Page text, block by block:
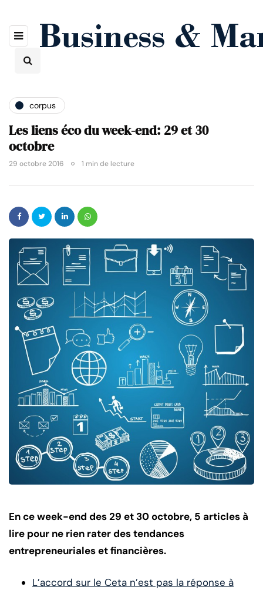
corpus
Les liens éco du week-end: 29 et 30
octobre
29 octobre 2016 1 min de lecture
En ce week-end des 29 et 30 octobre, 5 articles à
lire pour ne rien rater des tendances
entrepreneuriales et financières.
L’accord sur le Ceta n’est pas la réponse à